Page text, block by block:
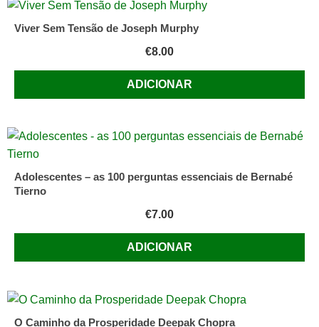
Viver Sem Tensão de Joseph Murphy
€8.00
ADICIONAR
Adolescentes – as 100 perguntas essenciais de Bernabé
Tierno
€7.00
ADICIONAR
O Caminho da Prosperidade Deepak Chopra